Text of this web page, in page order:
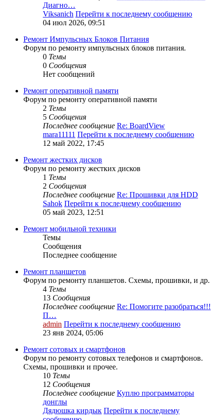
Диагно…
Viksanich Перейти к последнему сообщению
04 июл 2026, 09:51
Ремонт Импульсных Блоков Питания
Форум по ремонту импульсных блоков питания.
0 Темы
0 Сообщения
Нет сообщений
Ремонт оперативной памяти
Форум по ремонту оперативной памяти
2 Темы
5 Сообщения
Последнее сообщение Re: BoardView
mara11111 Перейти к последнему сообщению
12 май 2022, 17:45
Ремонт жестких дисков
Форум по ремонту жестких дисков
1 Темы
2 Сообщения
Последнее сообщение Re: Прошивки для HDD
Sahok Перейти к последнему сообщению
05 май 2023, 12:51
Ремонт мобильной техники
Темы
Сообщения
Последнее сообщение
Ремонт планшетов
Форум по ремонту планшетов. Схемы, прошивки, и др.
4 Темы
13 Сообщения
Последнее сообщение Re: Помогите разобраться!!!
П…
admin Перейти к последнему сообщению
23 янв 2024, 05:06
Ремонт сотовых и смартфонов
Форум по ремонту сотовых телефонов и смартфонов.
Схемы, прошивки и прочее.
10 Темы
12 Сообщения
Последнее сообщение Куплю программаторы
донглы
Дядюшка кирдык Перейти к последнему